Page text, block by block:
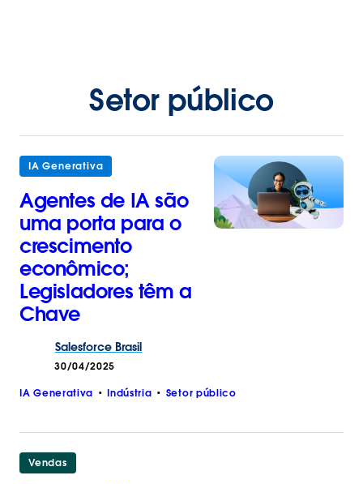
Setor público
IA Generativa
Agentes de IA são
uma porta para o
crescimento
econômico;
Legisladores têm a
Chave
Salesforce Brasil
30/04/2025
IA Generativa Indústria Setor público
Vendas